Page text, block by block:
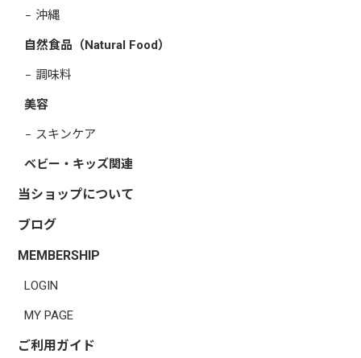
沖縄
自然食品（Natural Food）
調味料
美容
スキンケア
ベビー・キッズ関連
当ショップについて
ブログ
MEMBERSHIP
LOGIN
MY PAGE
ご利用ガイド